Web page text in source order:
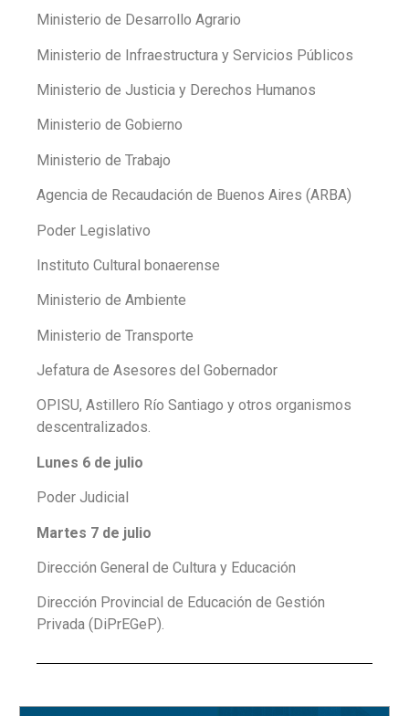
Ministerio de Desarrollo Agrario
Ministerio de Infraestructura y Servicios Públicos
Ministerio de Justicia y Derechos Humanos
Ministerio de Gobierno
Ministerio de Trabajo
Agencia de Recaudación de Buenos Aires (ARBA)
Poder Legislativo
Instituto Cultural bonaerense
Ministerio de Ambiente
Ministerio de Transporte
Jefatura de Asesores del Gobernador
OPISU, Astillero Río Santiago y otros organismos
descentralizados.
Lunes 6 de julio
Poder Judicial
Martes 7 de julio
Dirección General de Cultura y Educación
Dirección Provincial de Educación de Gestión
Privada (DiPrEGeP).